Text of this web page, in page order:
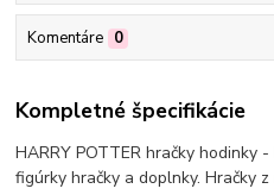
Komentáre 0
Kompletné špecifikácie
HARRY POTTER hračky hodinky
figúrky hračky a doplnky. Hračky